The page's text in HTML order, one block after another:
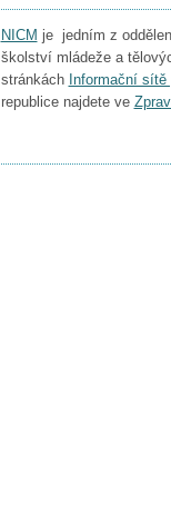
NICM je jedním z
školství mládeže a
stránkách Informační sítě
republice najdete ve